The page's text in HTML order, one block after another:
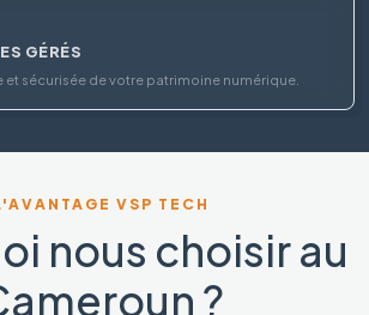
GÉRÉS
sécurisée de votre patrimoine numérique.
VSP TECH
nous choisir au
?